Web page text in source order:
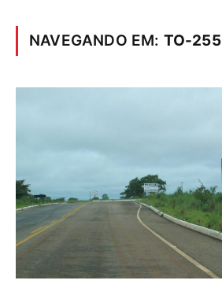
NAVEGANDO EM: TO-255